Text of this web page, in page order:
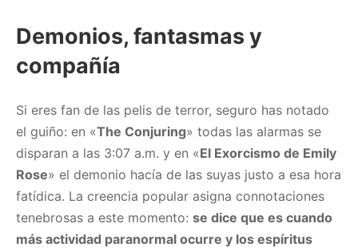
Demonios, fantasmas y
compañía
Si eres fan de las pelis de terror, seguro has notado
el guiño: en «The Conjuring» todas las alarmas se
disparan a las 3:07 a.m. y en «El Exorcismo de Emily
Rose» el demonio hacía de las suyas justo a esa hora
fatídica. La creencia popular asigna connotaciones
tenebrosas a este momento: se dice que es cuando
más actividad paranormal ocurre y los espíritus